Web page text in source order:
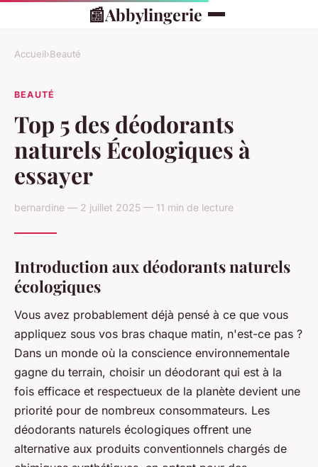
📰Abbylingerie
Accueil›Beauté
BEAUTÉ
Top 5 des déodorants
naturels Écologiques à
essayer
bernardine — 2 juillet 2025 — 11 min de lecture
Introduction aux déodorants naturels
écologiques
Vous avez probablement déjà pensé à ce que vous
appliquez sous vos bras chaque matin, n'est-ce pas ?
Dans un monde où la conscience environnementale
gagne du terrain, choisir un déodorant qui est à la
fois efficace et respectueux de la planète devient une
priorité pour de nombreux consommateurs. Les
déodorants naturels écologiques offrent une
alternative aux produits conventionnels chargés de